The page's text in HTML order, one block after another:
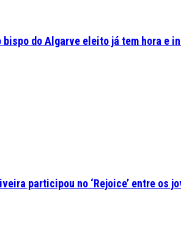
bispo do Algarve eleito já tem hora e
participou no ‘Rejoice’ entre os